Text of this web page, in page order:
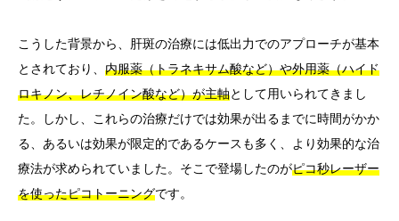
こうした背景から、肝斑の治療には低出力でのアプローチが基本
とされており、 内服薬（トラネキサム酸など）や外用薬（ハイド
ロキノン、レチノイン酸など）が主軸として用いられてきまし
た。しかし、これらの治療だけでは効果が出るまでに時間がかか
る、あるいは効果が限定的であるケースも多く、より効果的な治
療法が求められていました。そこで登場したのがピコ秒レーザー
を使ったピコトーニングです。